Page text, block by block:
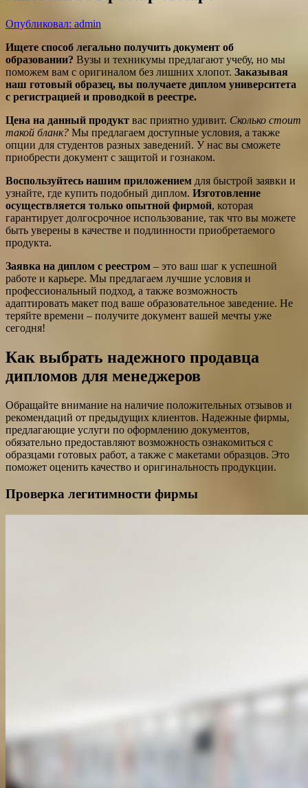
Опубликовал: admin
Ищете способ легально получить документ об
образовании? Вузы и техникумы предлагают учебу, но мы
поможем вам с оригиналом без лишних хлопот. Заказывая
наш готовый образец, вы получаете диплом университета
с регистрацией и проводкой в реестре.
Цена на данный продукт вас приятно удивит. Сколько стоит
такой бланк? Мы предлагаем доступные условия, а также
опции для студентов разных заведений. У нас вы сможете
приобрести документ с защитой и гознаком.
Воспользуйтесь нашим приложением для быстрой заявки и
узнайте, где купить подобный диплом. Изготовление
осуществляется только опытной фирмой, которая
гарантирует долгосрочное использование, так что вы можете
быть уверены в качестве и подлинности приобретаемого
продукта.
Заявка на диплом с реестром – это ваш шаг к успешной
работе и карьере. Мы предлагаем лучшие условия и
профессиональный подход, а также возможность
адаптировать макет под ваше образовательное заведение. Не
теряйте времени – получите документ вашей мечты уже
сегодня!
Как выбрать надежного продавца
дипломов для менеджеров
Обращайте внимание на наличие положительных отзывов и
рекомендаций от предыдущих клиентов. Надежные фирмы,
предлагающие услуги по оформлению документов,
обязательно предоставляют возможность ознакомиться с
образцами готовых работ, а также с макетами образцов. Это
поможет оценить качество и оригинальность продукции.
Проверка легитимности фирмы